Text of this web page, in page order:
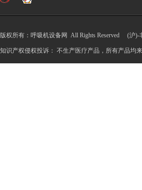
版权所有：呼吸机设备网 All Rights Reserved (沪)-
知识产权侵权投诉： 不生产医疗产品，所有产品均